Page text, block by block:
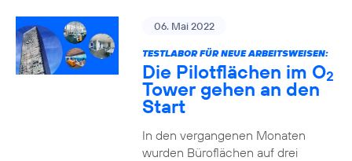
06. Mai 2022
TESTLABOR FÜR NEUE ARBEITSWEISEN:
Die Pilotflächen im O2
Tower gehen an den
Start
In den vergangenen Monaten
wurden Büroflächen auf drei